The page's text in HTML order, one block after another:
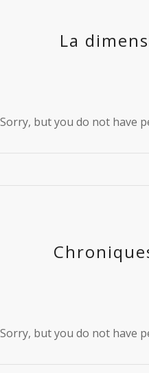
La
Sorry, but you do not have
Sorry, but you do not have